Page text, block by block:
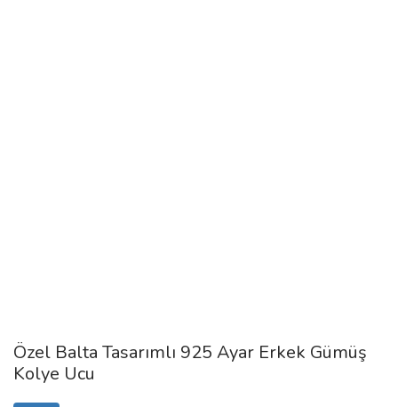
Özel Balta Tasarımlı 925 Ayar Erkek Gümüş
Kolye Ucu